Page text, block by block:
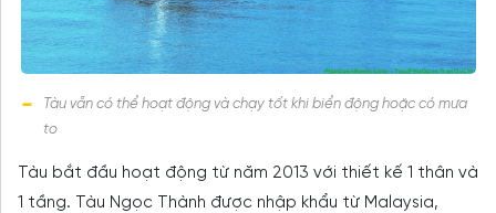
Tàu vẫn có thể hoạt động và chạy tốt khi biển động hoặc có mưa
to
Tàu bắt đầu hoạt động từ năm 2013 với thiết kế 1 thân và
1 tầng. Tàu Ngọc Thành được nhập khẩu từ Malaysia,